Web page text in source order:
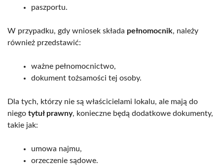
paszportu.
W przypadku, gdy wniosek składa pełnomocnik, należy
również przedstawić:
ważne pełnomocnictwo,
dokument tożsamości tej osoby.
Dla tych, którzy nie są właścicielami lokalu, ale mają do
niego tytuł prawny, konieczne będą dodatkowe dokumenty,
takie jak:
umowa najmu,
orzeczenie sądowe.